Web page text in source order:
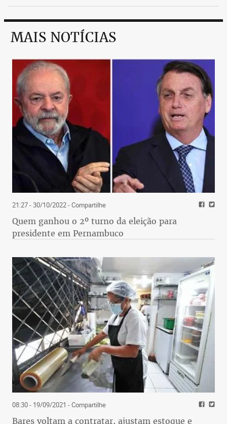
MAIS NOTÍCIAS
21:27 - 30/10/2022- Compartilhe
Quem ganhou o 2º turno da eleição para
presidente em Pernambuco
08:30 - 19/09/2021 - Compartilhe
Bares voltam a contratar, ajustam estoque e